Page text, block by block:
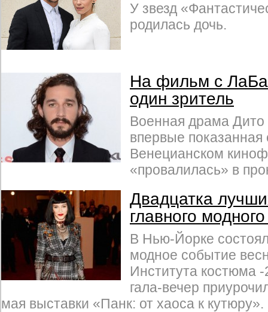
У звезд
родилась дочь.
На фильм с
один зритель
Военная драма
впервые
Венецианском
«провалилась» в
Двадцатка
главного
В Нью-Йорке
модное событие
Института костюма
гала-вечер
мая выставки «Панк: от хаоса к кутюру».